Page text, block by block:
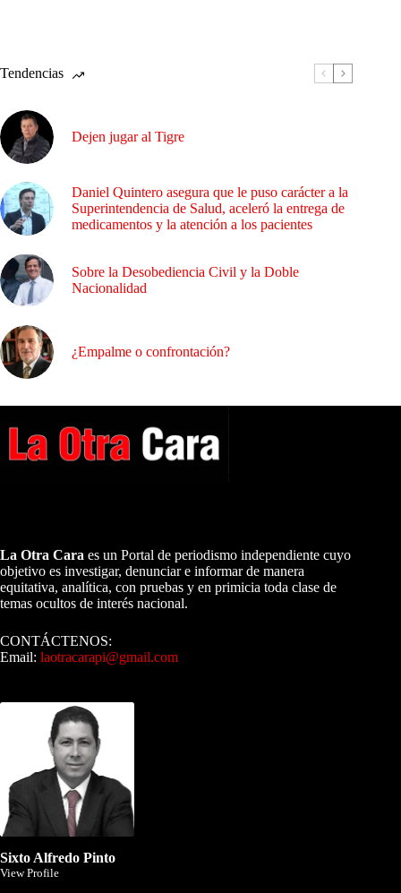
Tendencias
Dejen jugar al Tigre
Daniel Quintero asegura que le puso carácter a la
Superintendencia de Salud, aceleró la entrega de
medicamentos y la atención a los pacientes
Sobre la Desobediencia Civil y la Doble
Nacionalidad
¿Empalme o confrontación?
La Otra Cara es un Portal de periodismo independiente cuyo
objetivo es investigar, denunciar e informar de manera
equitativa, analítica, con pruebas y en primicia toda clase de
temas ocultos de interés nacional.
CONTÁCTENOS:
Email: laotracarapi@gmail.com
Sixto Alfredo Pinto
View Profile